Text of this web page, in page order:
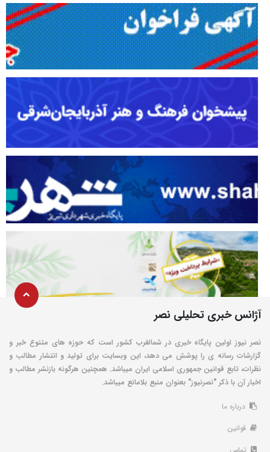
آژانس خبری تحلیلی نصر
نصر نیوز اولین پایگاه خبری در شمالغرب کشور است که حوزه های متنوع خبر و
گزارشات رسانه ی را پوشش می دهد، این وبسایت برای تولید و انتشار مطالب و
نظرات، تابع قوانین جمهوری اسلامی ایران میباشد. همچنین هرگونه بازنشر مطالب و
اخبار آن با ذکر "نصرنیوز" بعنوان منبع بلامانع میباشد.
درباره ما
قوانین
تماس